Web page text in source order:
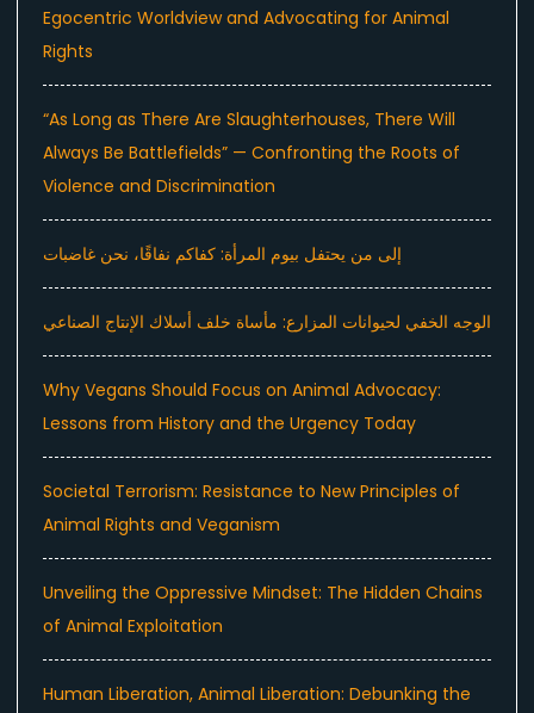
Egocentric Worldview and Advocating for Animal
Rights
“As Long as There Are Slaughterhouses, There Will
Always Be Battlefields” — Confronting the Roots of
Violence and Discrimination
إلى من يحتفل بيوم المرأة: كفاكم نفاقًا، نحن غاضبات
الوجه الخفي لحيوانات المزارع: مأساة خلف أسلاك الإنتاج الصناعي
Why Vegans Should Focus on Animal Advocacy:
Lessons from History and the Urgency Today
Societal Terrorism: Resistance to New Principles of
Animal Rights and Veganism
Unveiling the Oppressive Mindset: The Hidden Chains
of Animal Exploitation
Human Liberation, Animal Liberation: Debunking the